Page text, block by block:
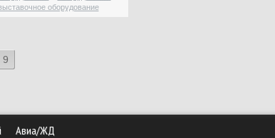
оборудование
9
Оборудование для
Авиа/ЖД